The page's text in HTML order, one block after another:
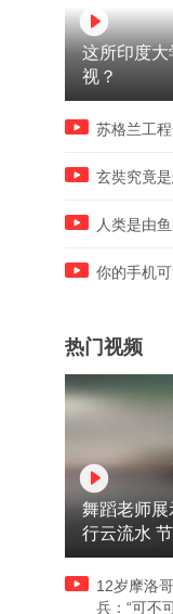
肚子咕咕叫排气多，
不成形，多半是脾肾
这所印度
视？
苏格兰工
玄奘究竟
人类是由
你的手机
热门视频
舞蹈老师
行云流水
又舞又武的
12岁摩洛
兵：“可不